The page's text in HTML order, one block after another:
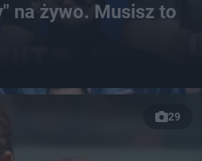
na żywo. Musisz to
29